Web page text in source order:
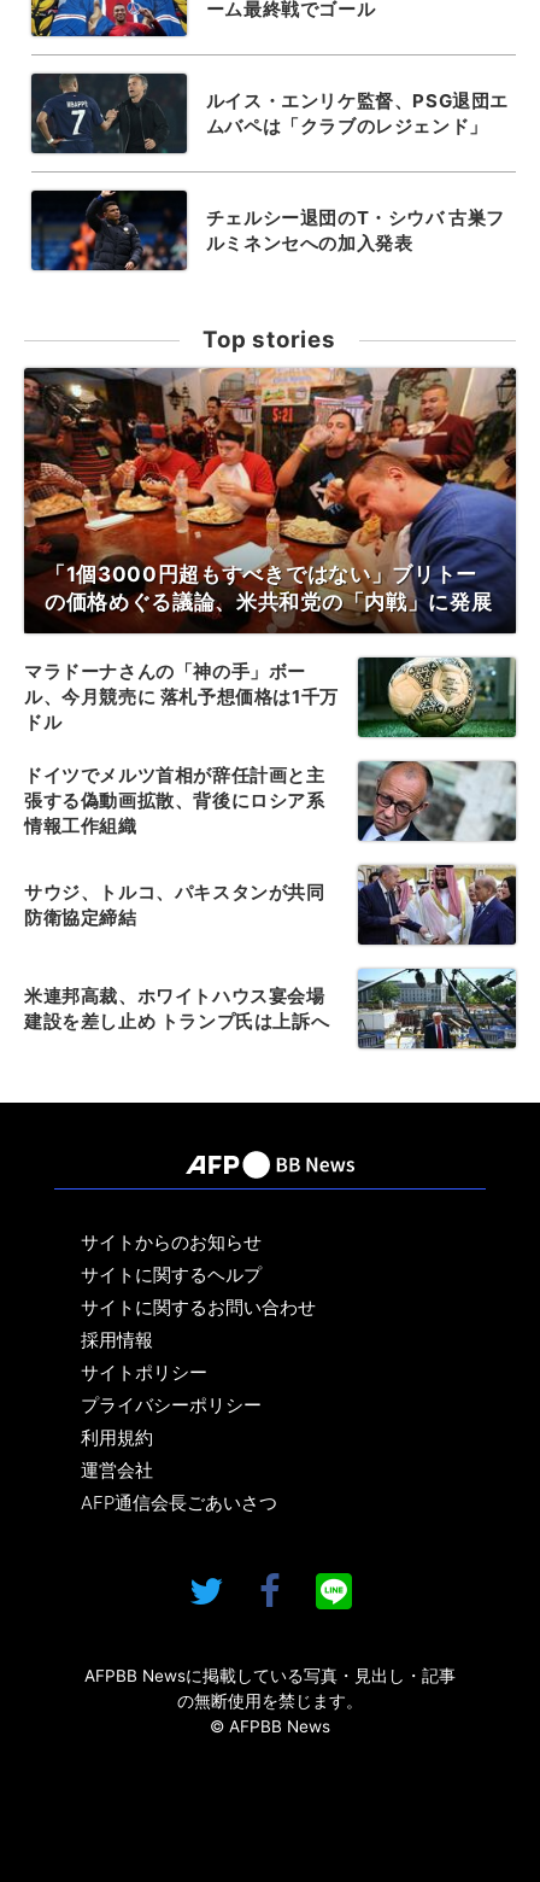
ーム最終戦でゴール
ルイス・エンリケ監督、PSG退団エ
ムバペは「クラブのレジェンド」
チェルシー退団のT・シウバ 古巣フ
ルミネンセへの加入発表
Top stories
「1個3000円超もすべきではない」ブリトー
の価格めぐる議論、米共和党の「内戦」に発展
マラドーナさんの「神の手」ボー
ル、今月競売に 落札予想価格は1千万
ドル
ドイツでメルツ首相が辞任計画と主
張する偽動画拡散、背後にロシア系
情報工作組織
サウジ、トルコ、パキスタンが共同
防衛協定締結
米連邦高裁、ホワイトハウス宴会場
建設を差し止め トランプ氏は上訴へ
サイトからのお知らせ
サイトに関するヘルプ
サイトに関するお問い合わせ
採用情報
サイトポリシー
プライバシーポリシー
利用規約
運営会社
AFP通信会長ごあいさつ
AFPBB Newsに掲載している写真・見出し・記事
の無断使用を禁じます。
© AFPBB News